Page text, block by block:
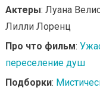
Актеры: Луана
Лилли Лоренц
Про что фильм:
переселение душ
Подборки: